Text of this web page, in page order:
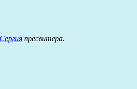
Сергия пресвитера.